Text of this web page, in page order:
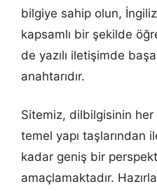
bilgiye sahip olun,
kapsamlı bir şekilde
de yazılı iletişimde
anahtarıdır.
Sitemiz, dilbilgisinin
temel yapı taşlarından
kadar geniş bir
amaçlamaktadır.